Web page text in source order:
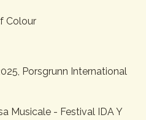
Colour
Porsgrunn International
Musicale - Festival IDA Y